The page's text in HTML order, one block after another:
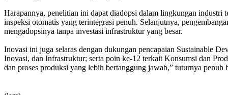
Harapannya, penelitian ini dapat diadopsi dalam lingkungan
inspeksi otomatis yang terintegrasi penuh. Selanjutnya,
mengadopsinya tanpa investasi infrastruktur yang besar.
Inovasi ini juga selaras dengan dukungan pencapaian Sustainable
Inovasi, dan Infrastruktur; serta poin ke-12 terkait Konsumsi dan
dan proses produksi yang lebih bertanggung jawab,” tuturnya penuh